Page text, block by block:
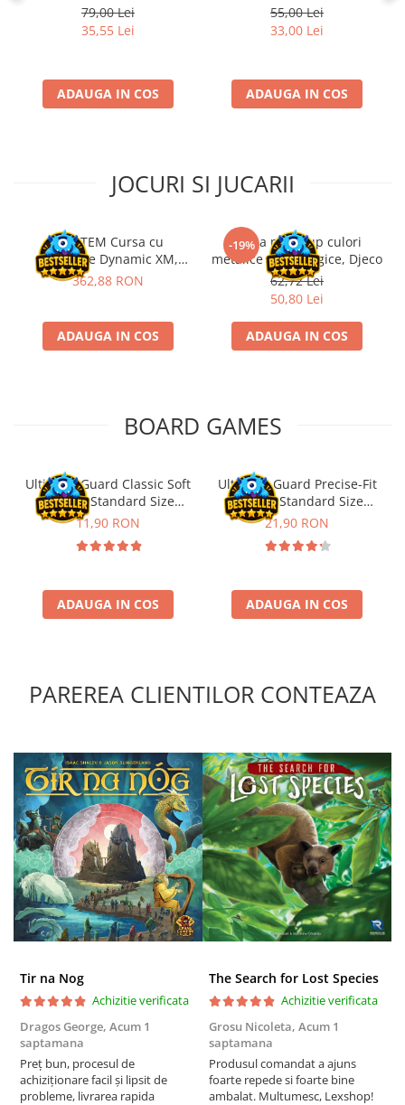
Disney Lorcana
UniVersus CCG
One Piece Card Game
Colectii Oficiale Topps si Panini si
Grand Archive TCG
Puzzle
Puzzle 1000 piese
Accesorii pentru puzzle
Puzzle 3000 piese
Puzzle 1500 piese
Puzzle 4 in 1
Puzzle 30 piese
Puzzle 120 piese
Puzzle 260 piese
Puzzle 4000 piese
Puzzle 500 piese
4D Cityscape Time Puzzle
Puzzle 180 piese
Educative
Puzzle 300 piese
Puzzle
Puzzle 70 piese
Puzzle cu 100 piese
79,00 Lei
35,55 Lei
ADAUGA IN COS
55,00 Lei
33,00 Lei
ADAUGA IN COS
JOCURI SI JUCARII
Kit STEM Cursa cu
obstacole Dynamic XM,
Fischertechnik
362,88 RON
ADAUGA IN COS
-19%
Trusa make-up culori
metalice non alergice, Djeco
62,72 Lei
50,80 Lei
ADAUGA IN COS
BOARD GAMES
Ultimate Guard Classic Soft
Sleeves Standard Size
Transparent (100)
11,90 RON
ADAUGA IN COS
Ultimate Guard Precise-Fit
Sleeves Standard Size
Transparent (100)
21,90 RON
ADAUGA IN COS
PAREREA CLIENTILOR CONTEAZA
Tir na Nog
Achizitie verificata
Dragos George, Acum 1
saptamana
Preț bun, procesul de
achiziționare facil și lipsit de
probleme, livrarea rapida
The Search for Lost Species
Achizitie verificata
Grosu Nicoleta, Acum 1
saptamana
Produsul comandat a ajuns
foarte repede si foarte bine
ambalat. Multumesc, Lexshop!